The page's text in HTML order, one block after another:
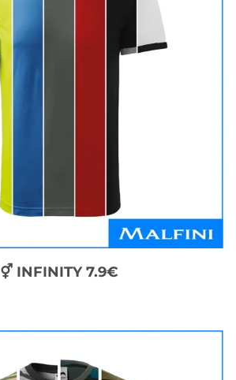
⚥ INFINITY 7.9€